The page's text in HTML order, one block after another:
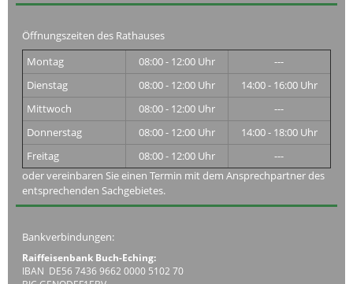
Öffnungszeiten des Rathauses
Montag
08:00 - 12:00 Uhr
---
Dienstag
08:00 - 12:00 Uhr
14:00 - 16:00 Uhr
Mittwoch
08:00 - 12:00 Uhr
---
Donnerstag
08:00 - 12:00 Uhr
14:00 - 18:00 Uhr
Freitag
08:00 - 12:00 Uhr
---
oder vereinbaren Sie einen Termin mit dem Ansprechpartner des
entsprechenden Sachgebietes.
Bankverbindungen:
Raiffeisenbank Buch-Eching:
IBAN DE56 7436 9662 0000 5102 70